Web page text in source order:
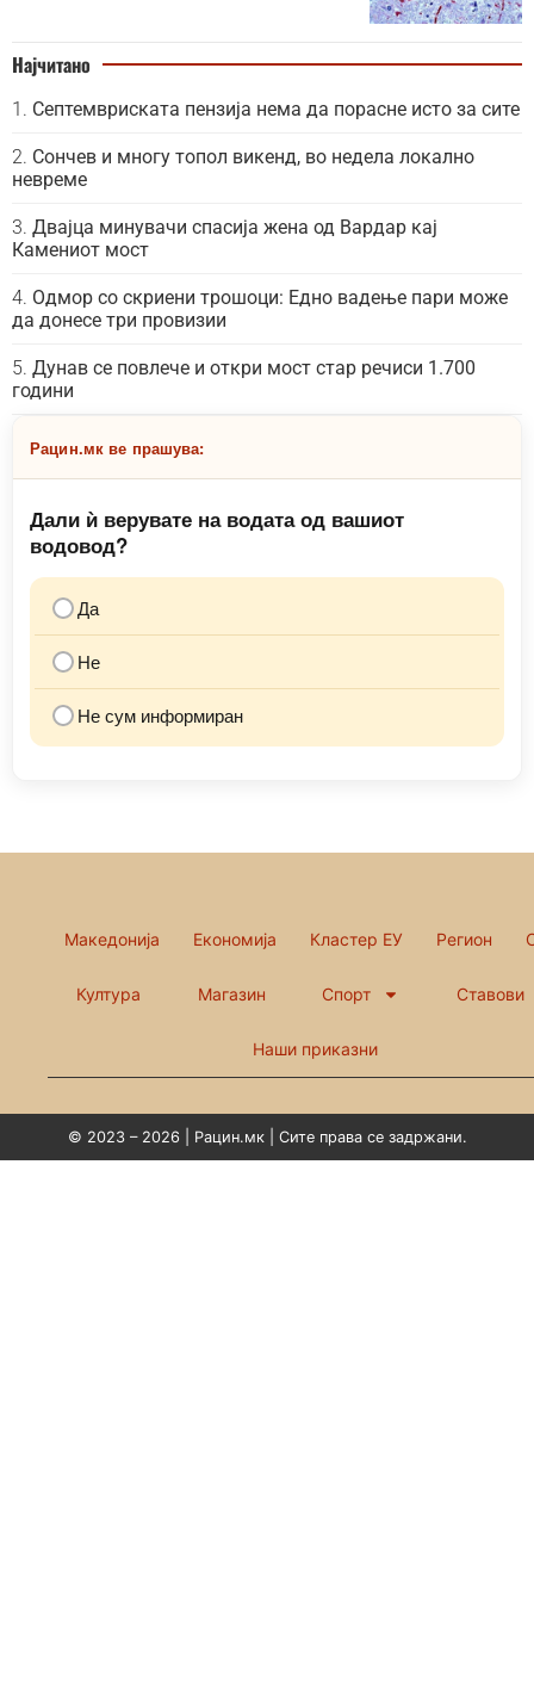
Најчитано
Септемвриската пензија нема да порасне исто за сите
Сончев и многу топол викенд, во недела локално
невреме
Двајца минувачи спасија жена од Вардар кај
Камениот мост
Одмор со скриени трошоци: Едно вадење пари може
да донесе три провизии
Дунав се повлече и откри мост стар речиси 1.700
години
Рацин.мк ве прашува:
Дали ѝ верувате на водата од вашиот
водовод?
Да
Не
Не сум информиран
Македонија Економија Кластер ЕУ Регион
Култура Магазин Спорт Ставови
Наши приказни
© 2023 – 2026 | Рацин.мк | Сите права се задржани.